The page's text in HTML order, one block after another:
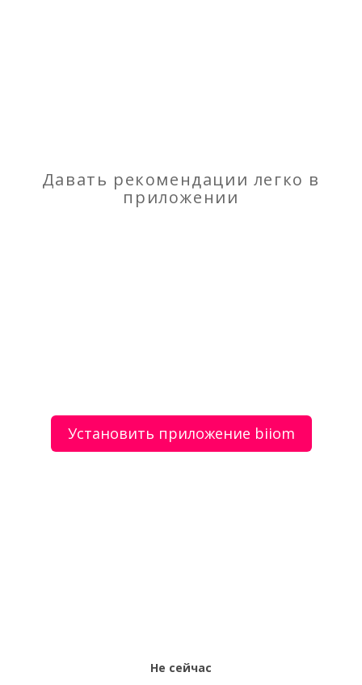
Политика обработки персональных данных
Давать рекомендации легко в
приложении
Установить приложение biiom
Не сейчас